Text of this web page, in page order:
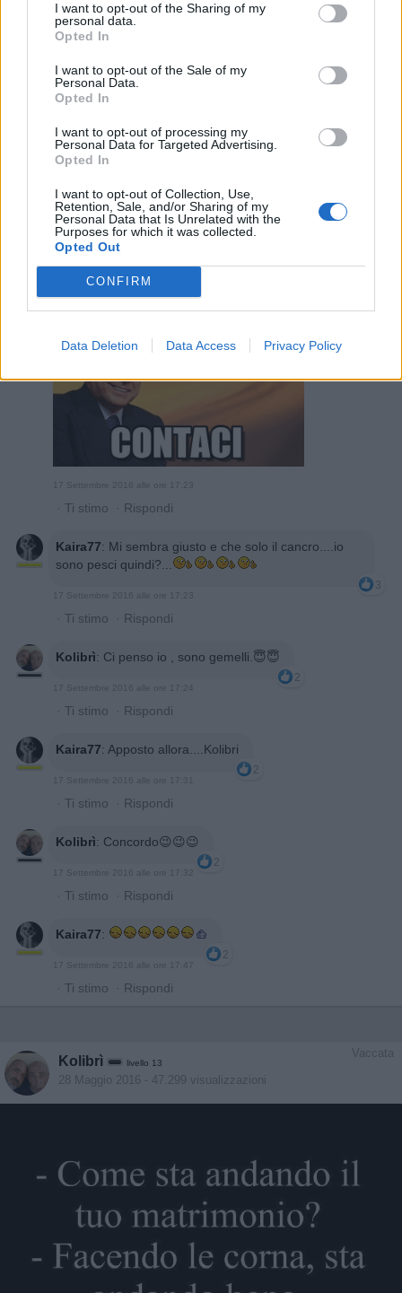
I want to opt-out of the Sharing of my
personal data.
Opted In
I want to opt-out of the Sale of my
Personal Data.
Opted In
I want to opt-out of processing my
Personal Data for Targeted Advertising.
Opted In
I want to opt-out of Collection, Use,
Retention, Sale, and/or Sharing of my
Personal Data that Is Unrelated with the
Purposes for which it was collected.
Opted Out
CONFIRM
Data Deletion Data Access Privacy Policy
Stime: 11 Commenti: 6
Ti stimo fratello
Salva
zulu56:
17 Settembre 2016 alle ore 17:23
· Ti stimo · Rispondi
Kaira77: Mi sembra giusto e che solo il cancro....io
sono pesci quindi?...
3
17 Settembre 2016 alle ore 17:23
· Ti stimo · Rispondi
Kolibrì: Ci penso io , sono gemelli.😇😇
2
17 Settembre 2016 alle ore 17:24
· Ti stimo · Rispondi
Kaira77: Apposto allora....Kolibri
2
17 Settembre 2016 alle ore 17:31
· Ti stimo · Rispondi
Kolibrì: Concordo😉😉😉
2
17 Settembre 2016 alle ore 17:32
· Ti stimo · Rispondi
Kaira77:
2
17 Settembre 2016 alle ore 17:47
· Ti stimo · Rispondi
Vaccata
Kolibrì livello 13
28 Maggio 2016 - 47.299 visualizzazioni